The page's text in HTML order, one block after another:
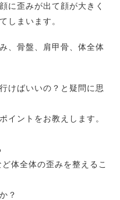
に歪みが出て顔が大きく
しまいます。
、骨盤、肩甲骨、体全体
けばいいの？と疑問に思
イントをお教えします。
体全体の歪みを整えるこ
？